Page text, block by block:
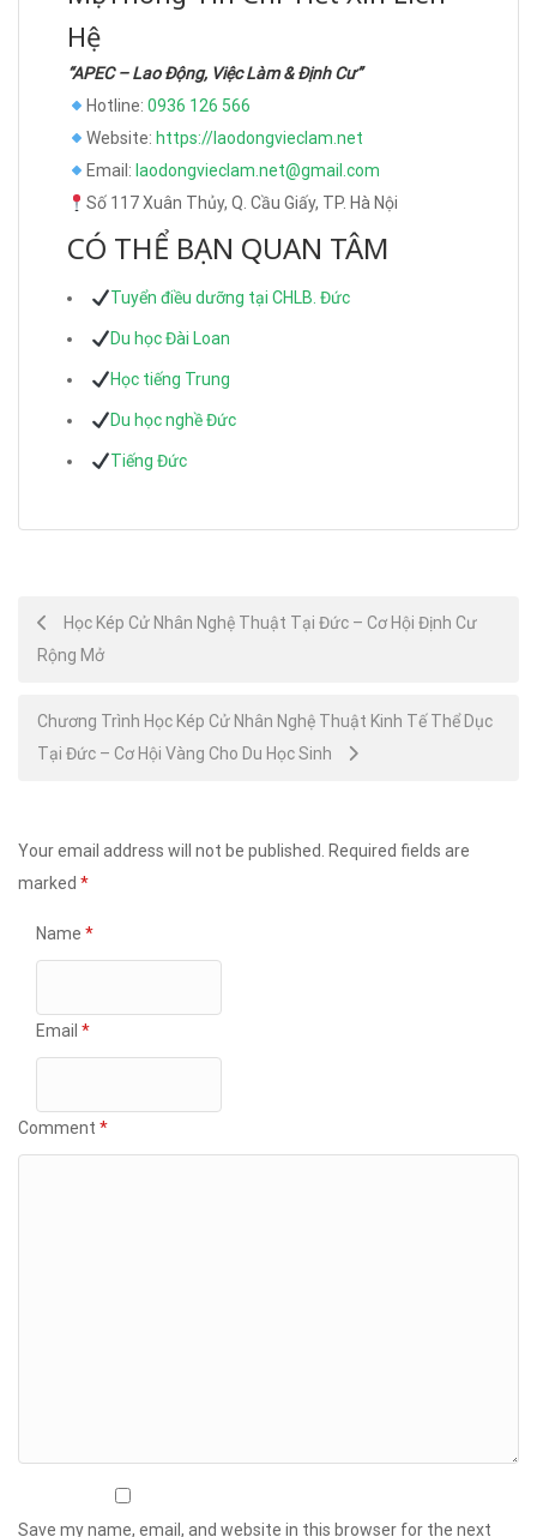
Hệ
“APEC – Lao Động, Việc Làm & Định Cư”
Hotline: 0936 126 566
Website: https://laodongvieclam.net
Email: laodongvieclam.net@gmail.com
Số 117 Xuân Thủy, Q. Cầu Giấy, TP. Hà Nội
CÓ THỂ BẠN QUAN TÂM
Tuyển điều dưỡng tại CHLB. Đức
Du học Đài Loan
Học tiếng Trung
Du học nghề Đức
Tiếng Đức
Post
navigation
Học Kép Cử Nhân Nghệ Thuật Tại Đức – Cơ Hội Định Cư
Rộng Mở
Chương Trình Học Kép Cử Nhân Nghệ Thuật Kinh Tế Thể Dục
Tại Đức – Cơ Hội Vàng Cho Du Học Sinh
Your email address will not be published. Required fields are
marked *
Name *
Email *
Comment *
Save my name, email, and website in this browser for the next